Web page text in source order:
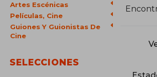
Artes Escénicas
Películas, Cine
Guiones Y Guionistas De
Cine
SELECCIONES